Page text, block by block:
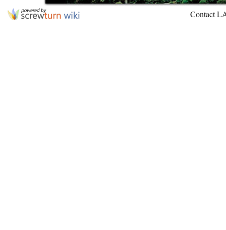
Contact